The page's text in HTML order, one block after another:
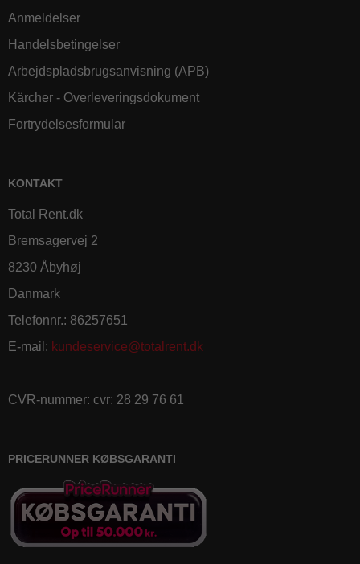
Anmeldelser
Handelsbetingelser
Arbejdspladsbrugsanvisning (APB)
Kärcher - Overleveringsdokument
Fortrydelsesformular
KONTAKT
Total Rent.dk
Bremsagervej 2
8230 Åbyhøj
Danmark
Telefonnr.: 86257651
E-mail : kundeservice@totalrent.dk
CVR-nummer: cvr: 28 29 76 61
PRICERUNNER KØBSGARANTI
Spar 10 % på din første ordre
Skriv dig op til vores kundeklub og på de skarpeste
priser på alt hvad du behøver til din rengøring!
Navn